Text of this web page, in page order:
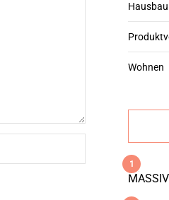
Hausbau
Wohnen
1